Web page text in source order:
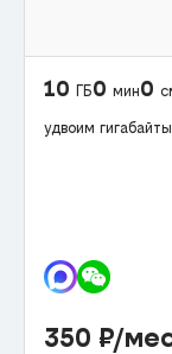
10 ГБ0 мин0
удвоим
350 ₽/